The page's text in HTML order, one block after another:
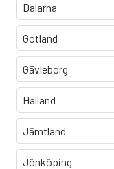
Dalarna
Gotland
Gävleborg
Halland
Jämtland
Jönköping